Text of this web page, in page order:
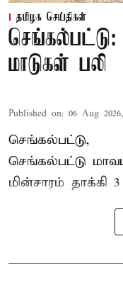
தமிழக செய்திகள்
செங்கல்பட்டு:
மாடுகள் பலி
Published on: 06 Aug
செங்கல்பட்டு,
செங்கல்பட்டு
மின்சாரம் தாக்கி